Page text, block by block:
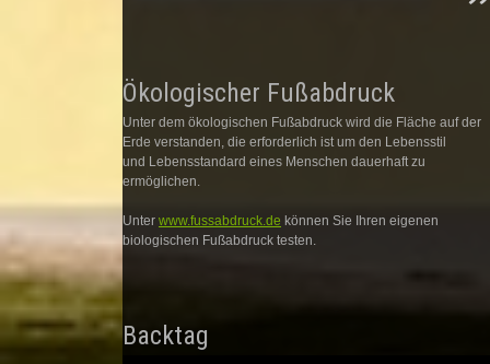
Ökologischer Fußabdruck
Unter dem ökologischen Fußabdruck wird die Fläche auf der
Erde verstanden, die erforderlich ist um den Lebensstil
und Lebensstandard eines Menschen dauerhaft zu
ermöglichen.
Unter www.fussabdruck.de können Sie Ihren eigenen
biologischen Fußabdruck testen.
Backtag